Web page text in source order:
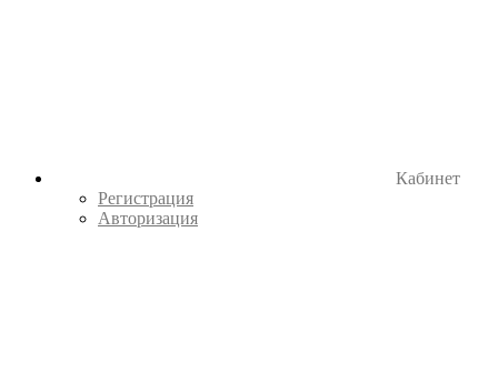
Кабинет
Регистрация
Авторизация